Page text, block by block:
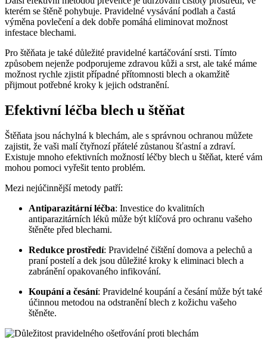
kterém se štěně pohybuje. Pravidelné vysávání podlah a častá
výměna povlečení a dek dobře pomáhá eliminovat možnost
infestace blechami.
Pro štěňata je také důležité pravidelné kartáčování srsti. Tímto
způsobem nejenže podporujeme zdravou kůži a srst, ale také máme
možnost rychle zjistit případné přítomnosti blech a okamžitě
přijmout potřebné kroky k jejich odstranění.
Efektivní léčba blech u štěňat
Štěňata jsou náchylná k blechám, ale s správnou ochranou můžete
zajistit, že vaši malí čtyřnozí přátelé zůstanou šťastní a zdraví.
Existuje mnoho efektivních možností léčby blech u štěňat, které vám
mohou pomoci vyřešit tento problém.
Mezi nejúčinnější metody patří:
Antiparazitární léčba: Investice do kvalitních
antiparazitárních léků může být klíčová pro ochranu vašeho
štěněte před blechami.
Redukce prostředí: Pravidelné čištění domova a pelechů a
praní postelí a dek jsou důležité kroky k eliminaci blech a
zabránění opakovaného infikování.
Koupání a česání: Pravidelné koupání a česání může být také
účinnou metodou na odstranění blech z kožichu vašeho
štěněte.